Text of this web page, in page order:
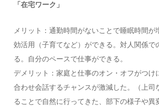
「在宅ワーク」
メリット：通勤時間がないことで睡眠時間が
効活用（子育てなど）ができる。対人関係で
る。自分のペースで仕事ができる。
デメリット：家庭と仕事のオン・オフがつけ
合わせ会話するチャンスが激減した。（上司
ることで自然に行ってきた、部下の様子や異